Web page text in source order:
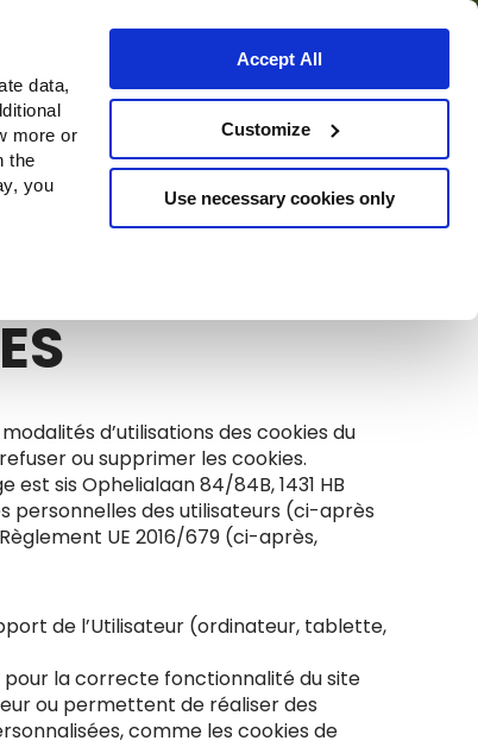
data,
more or
the
you
Accept All
Customize
Use necessary cookies only
acheter
d’utilisations des cookies du
ou supprimer les cookies.
sis Ophelialaan 84/84B, 1431 HB
personnelles des utilisateurs (ci-après
UE 2016/679 (ci-après,
de l’Utilisateur (ordinateur, tablette,
pour la correcte fonctionnalité du site
ou permettent de réaliser des
comme les cookies de